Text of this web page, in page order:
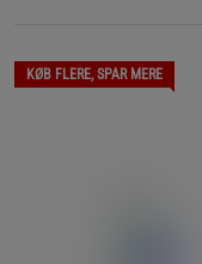
KØB FLERE, SPAR MERE